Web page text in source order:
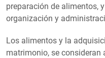
preparación de alimentos,
organización y
Los alimentos y la
matrimonio, se consideran